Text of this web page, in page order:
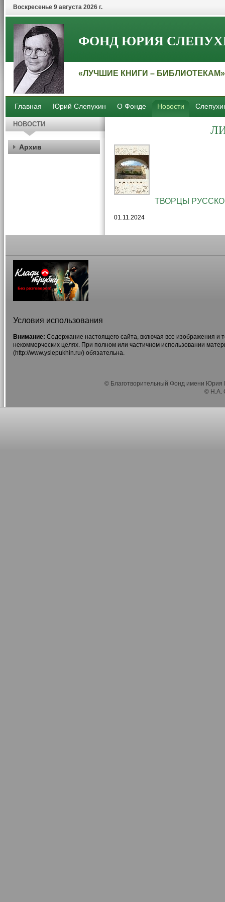
Воскресенье 9 августа 2026 г.
ФОНД ЮРИЯ
«ЛУЧШИЕ КНИГИ – БИБЛИОТЕКАМ»
Главная Юрий Слепухин О Фонде Новости
ТВОРЦЫ
01.11.2024
НОВОСТИ
Архив
Условия использования
Внимание: Содержание настоящего сайта, включая все изображения и
некоммерческих целях. При полном или частичном использовании
(http://www.yslepukhin.ru/) обязательна.
© Благотворительный Фонд имени Юрия
© Н.А.